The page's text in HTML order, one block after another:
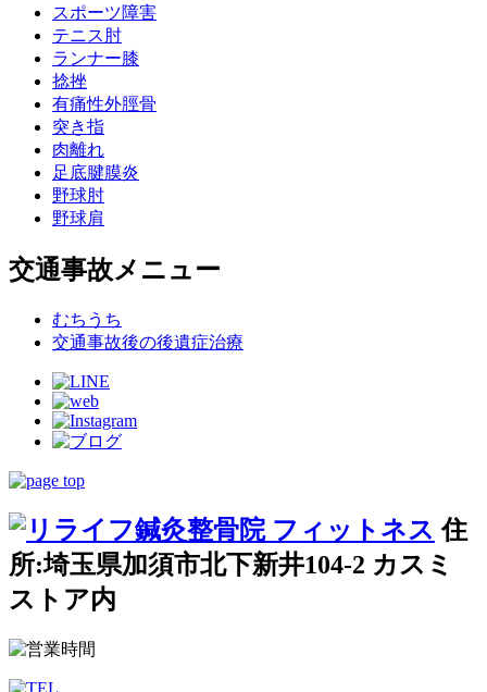
スポーツ障害
テニス肘
ランナー膝
捻挫
有痛性外脛骨
突き指
肉離れ
足底腱膜炎
野球肘
野球肩
交通事故メニュー
むちうち
交通事故後の後遺症治療
住
所:埼玉県加須市北下新井104-2 カスミ
ストア内